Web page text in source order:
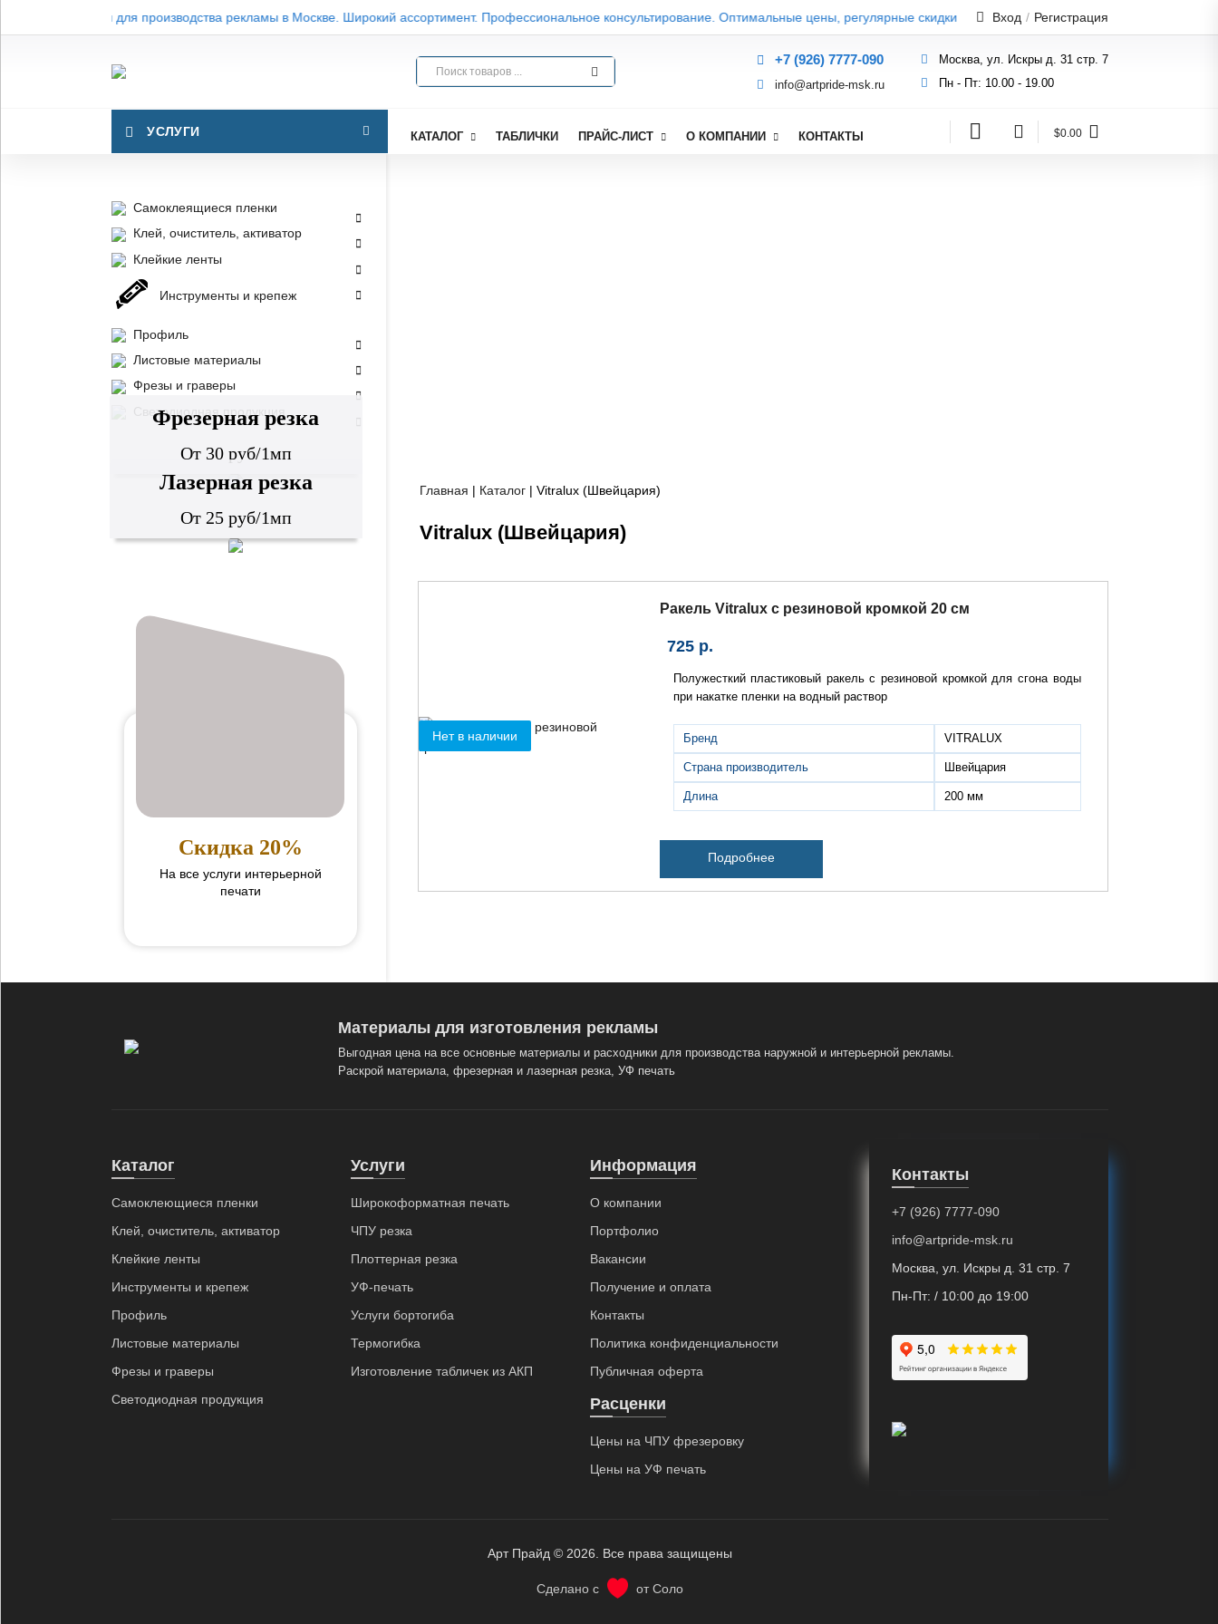
Материалы для производства рекламы в Москве. Широкий ассортимент. Профессиональное консультирование. Оптимальные цены, регулярные скидки и распродажи!
Вход / Регистрация
+7 (926) 7777-090
info@artpride-msk.ru
Москва, ул. Искры д. 31 стр. 7
Пн - Пт: 10.00 - 19.00
УСЛУГИ КАТАЛОГ ТАБЛИЧКИ ПРАЙС-ЛИСТ О КОМПАНИИ КОНТАКТЫ $0.00
Самоклеящиеся пленки
Клей, очиститель, активатор
Клейкие ленты
Инструменты и крепеж
Профиль
Листовые материалы
Фрезы и граверы
Светодиодная продукция
Фрезерная резка
От 30 руб/1мп
Лазерная резка
От 25 руб/1мп
Скидка 20%
На все услуги интерьерной
печати
Главная | Каталог| Vitralux (Швейцария)
Vitralux (Швейцария)
Нет в наличии
Ракель Vitralux с резиновой кромкой 20 см
725 р.
Полужесткий пластиковый ракель с резиновой кромкой для сгона воды
при накатке пленки на водный раствор
Бренд VITRALUX
Страна производитель Швейцария
Длина 200 мм
Подробнее
Материалы для изготовления рекламы
Выгодная цена на все основные материалы и расходники для производства наружной и интерьерной рекламы.
Раскрой материала, фрезерная и лазерная резка, УФ печать
Каталог
Самоклеющиеся пленки
Клей, очиститель, активатор
Клейкие ленты
Инструменты и крепеж
Профиль
Листовые материалы
Фрезы и граверы
Светодиодная продукция
Услуги
Широкоформатная печать
ЧПУ резка
Плоттерная резка
УФ-печать
Услуги бортогиба
Термогибка
Изготовление табличек из АКП
Информация
О компании
Портфолио
Вакансии
Получение и оплата
Контакты
Политика конфиденциальности
Публичная оферта
Расценки
Цены на ЧПУ фрезеровку
Цены на УФ печать
Контакты
+7 (926) 7777-090
info@artpride-msk.ru
Москва, ул. Искры д. 31 стр. 7
Пн-Пт: / 10:00 до 19:00
Арт Прайд © 2026. Все права защищены
Сделано с от Соло
×